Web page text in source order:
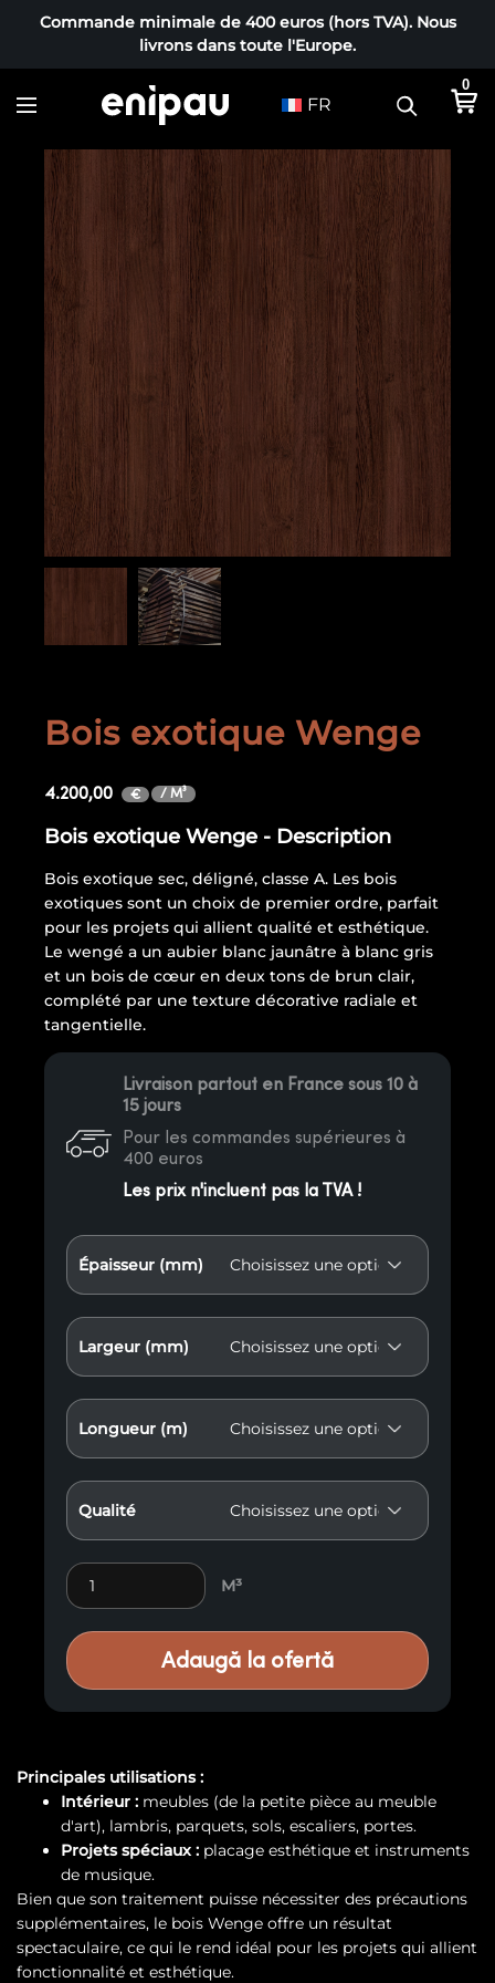
Commande minimale de 400 euros (hors TVA). Nous
livrons dans toute l'Europe.
FR
0
Bois exotique Wenge
4.200,00 € / M³
Bois exotique Wenge - Description
Bois exotique sec, déligné, classe A. Les bois
exotiques sont un choix de premier ordre, parfait
pour les projets qui allient qualité et esthétique.
Le wengé a un aubier blanc jaunâtre à blanc gris
et un bois de cœur en deux tons de brun clair,
complété par une texture décorative radiale et
tangentielle.
Livraison partout en France sous 10 à
15 jours
Pour les commandes supérieures à
400 euros
Les prix n'incluent pas la TVA !
Épaisseur (mm)
Largeur (mm)
Longueur (m)
Qualité
Bois exotique Wenge quantity
M³
Adaugă la ofertă
Principales utilisations :
Intérieur : meubles (de la petite pièce au meuble
d'art), lambris, parquets, sols, escaliers, portes.
Projets spéciaux : placage esthétique et instruments
de musique.
Bien que son traitement puisse nécessiter des précautions
supplémentaires, le bois Wenge offre un résultat
spectaculaire, ce qui le rend idéal pour les projets qui allient
fonctionnalité et esthétique.